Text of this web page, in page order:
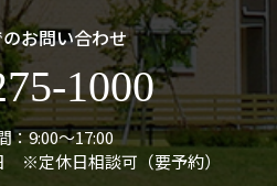
お問い合わせ
1000
：9:00〜17:00
※定休日相談可（要予約）